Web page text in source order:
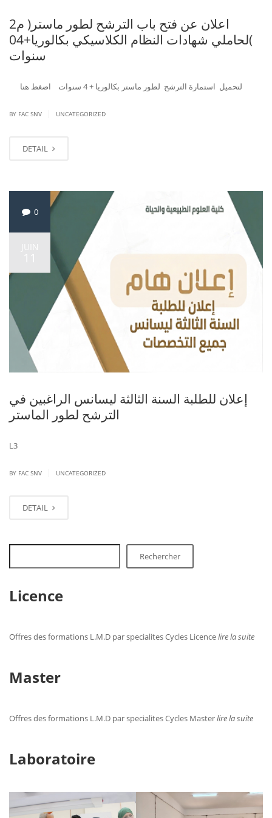
اعلان عن فتح باب الترشح لطور ماستر( م2
)لحاملي شهادات النظام الكلاسيكي بكالوريا+04
سنوات
لتحميل استمارة الترشح لطور ماستر بكالوريا + 4 سنوات اضغط هنا
BY FAC SNV UNCATEGORIZED
DETAIL
0
11
إعلان للطلبة السنة الثالثة ليسانس الراغبين في
الترشح لطور الماستر
L3
BY FAC SNV UNCATEGORIZED
DETAIL
Rechercher
Licence
Offres des formations L.M.D par specialites Cycles Licencelire la suite
Master
Offres des formations L.M.D par specialites Cycles Masterlire la suite
Laboratoire